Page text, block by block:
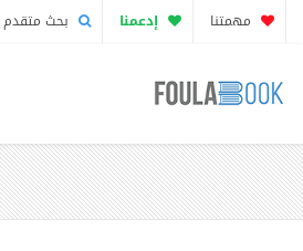
مهمتنا إدعمنا بحث متقدم